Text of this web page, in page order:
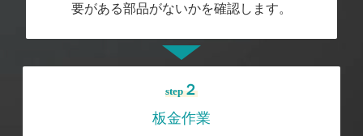
要がある部品がないかを確認します。
step２
板金作業